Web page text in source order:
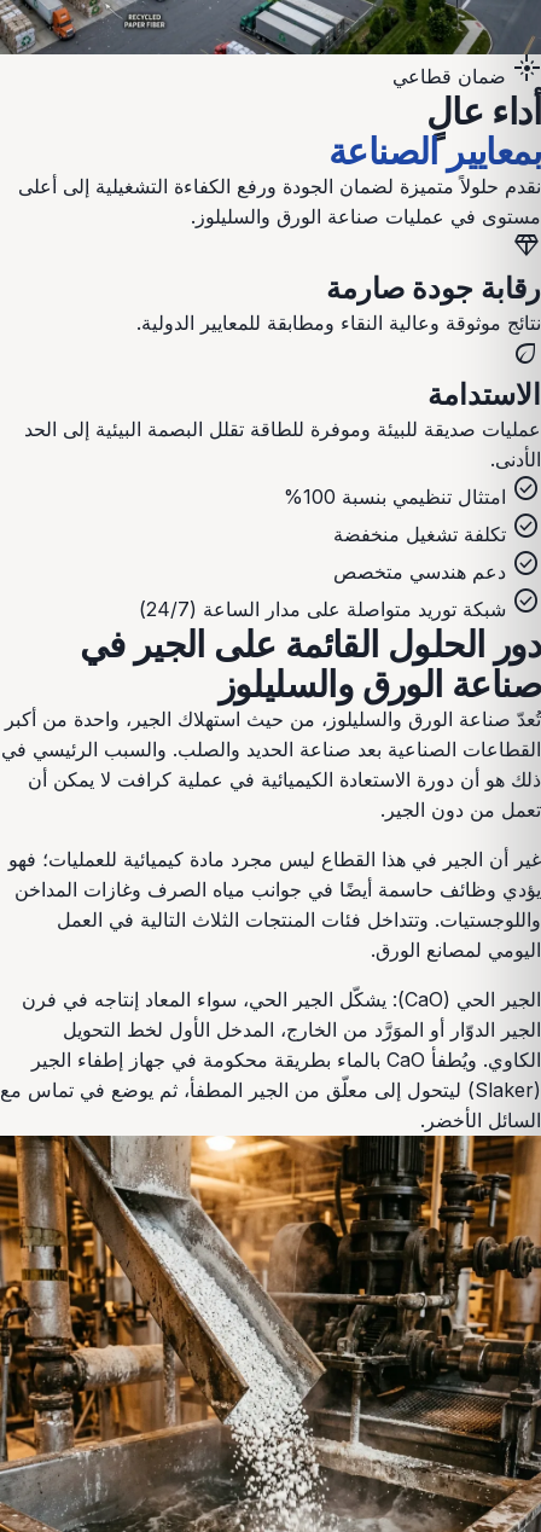
flare ضمان قطاعي
أداء عالٍ
بمعايير الصناعة
نقدم حلولاً متميزة لضمان الجودة ورفع الكفاءة التشغيلية إلى أعلى
مستوى في عمليات صناعة الورق والسليلوز .
diamond
رقابة جودة صارمة
نتائج موثوقة وعالية النقاء ومطابقة للمعايير الدولية.
eco
الاستدامة
عمليات صديقة للبيئة وموفرة للطاقة تقلل البصمة البيئية إلى الحد
الأدنى.
check_circle امتثال تنظيمي بنسبة 100%
check_circle تكلفة تشغيل منخفضة
check_circle دعم هندسي متخصص
check_circle شبكة توريد متواصلة على مدار الساعة (24/7)
دور الحلول القائمة على الجير في
صناعة الورق والسليلوز
تُعدّ صناعة الورق والسليلوز، من حيث استهلاك الجير، واحدة من أكبر
القطاعات الصناعية بعد صناعة الحديد والصلب. والسبب الرئيسي في
ذلك هو أن دورة الاستعادة الكيميائية في عملية كرافت لا يمكن أن
تعمل من دون الجير.
غير أن الجير في هذا القطاع ليس مجرد مادة كيميائية للعمليات؛ فهو
يؤدي وظائف حاسمة أيضًا في جوانب مياه الصرف وغازات المداخن
واللوجستيات. وتتداخل فئات المنتجات الثلاث التالية في العمل
اليومي لمصانع الورق.
الجير الحي (CaO): يشكّل الجير الحي، سواء المعاد إنتاجه في فرن
الجير الدوّار أو الموَرَّد من الخارج، المدخل الأول لخط التحويل
الكاوي. ويُطفأ CaO بالماء بطريقة محكومة في جهاز إطفاء الجير
(Slaker) ليتحول إلى معلّق من الجير المطفأ، ثم يوضع في تماس مع
السائل الأخضر.